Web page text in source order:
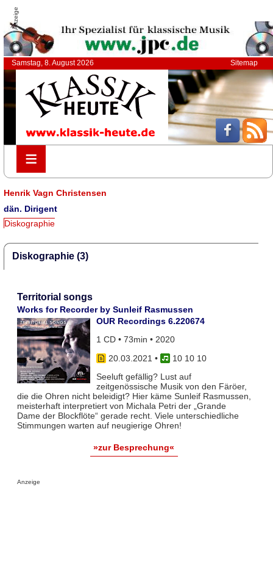
Anzeige
Samstag, 8. August 2026 Sitemap
≡
≡
Henrik Vagn Christensen
dän. Dirigent
Diskographie
Diskographie (3)
Territorial songs
Works for Recorder by Sunleif Rasmussen
OUR Recordings 6.220674
1 CD • 73min • 2020
20.03.2021 •
10 10 10
Seeluft gefällig? Lust auf
zeitgenössische Musik von den Färöer,
die die Ohren nicht beleidigt? Hier käme Sunleif Rasmussen,
meisterhaft interpretiert von Michala Petri der „Grande
Dame der Blockflöte“ gerade recht. Viele unterschiedliche
Stimmungen warten auf neugierige Ohren!
»zur Besprechung«
Anzeige